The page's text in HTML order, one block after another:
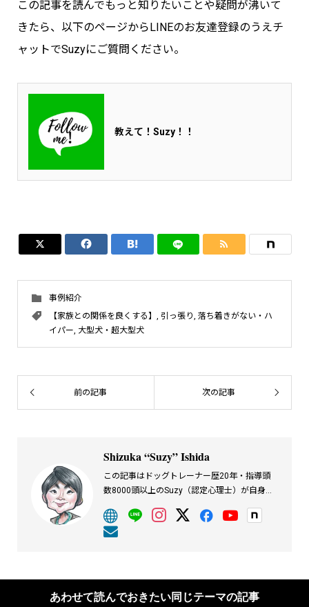
この記事を読んでもっと知りたいことや疑問が沸いて
きたら、以下のページからLINEのお友達登録のうえチ
ャットでSuzyにご質問ください。
教えて！Suzy！！
   
事例紹介
【家族との関係を良くする】 , 引っ張り, 落ち着きがない・ハ
イパー, 大型犬・超大型犬
前の記事 次の記事
Shizuka “Suzy” Ishida
この記事はドッグトレーナー歴20年・指導頭
数8000頭以上のSuzy（認定心理士）が自身の
あわせて読んでおきたい同じテーマの記事